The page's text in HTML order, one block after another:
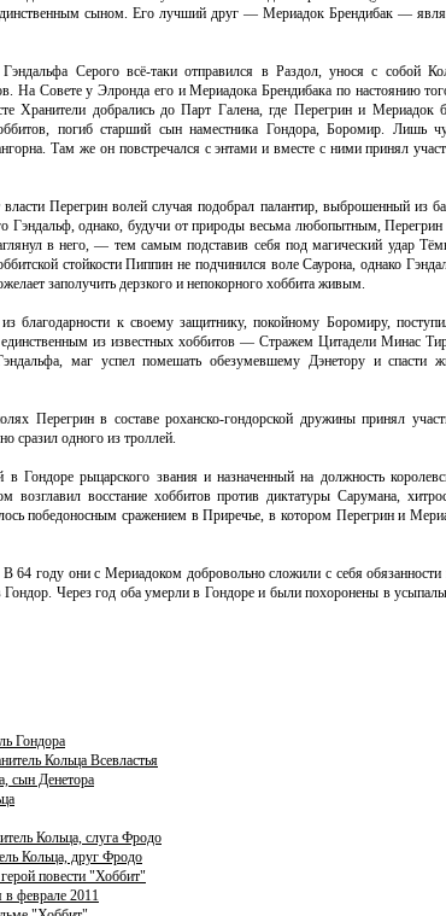
сыном. Его лучший друг — Мериадок Брендибак —
Серого всё-таки отправился в Раздол, унося с собой
На Совете у Элронда его и Мериадока Брендибака по настоянию
Хранители добрались до Парт Галена, где Перегрин и Мериадок
погиб старший сын наместника Гондора, Боромир. Лишь
Там же он повстречался с энтами и вместе с ними принял
Перегрин волей случая подобрал палантир, выброшенный из
Гэндальф, однако, будучи от природы весьма любопытным, Перегрин
в него, — тем самым подставив себя под магический удар
стойкости Пиппин не подчинился воле Саурона, однако
заполучить дерзкого и непокорного хоббита живым.
благодарности к своему защитнику, покойному Боромиру,
из известных хоббитов — Стражем Цитадели Минас
маг успел помешать обезумевшему Дэнетору и спасти
Перегрин в составе роханско-гондорской дружины принял
сразил одного из троллей.
Гондоре рыцарского звания и назначенный на должность
восстание хоббитов против диктатуры Сарумана,
победоносным сражением в Приречье, в котором Перегрин и
64 году они с Мериадоком добровольно сложили с себя обязанности
Через год оба умерли в Гондоре и были похоронены в
Гондора
Кольца Всевластья
сын Денетора
Кольца, слуга Фродо
Кольца, друг Фродо
повести "Хоббит"
в феврале 2011